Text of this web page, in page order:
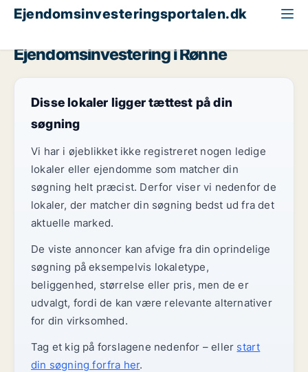
Ejendomsinvesteringsportalen.dk
Ejendomsinvestering i Rønne
Disse lokaler ligger tættest på din
søgning
Vi har i øjeblikket ikke registreret nogen ledige
lokaler eller ejendomme som matcher din
søgning helt præcist. Derfor viser vi nedenfor de
lokaler, der matcher din søgning bedst ud fra det
aktuelle marked.
De viste annoncer kan afvige fra din oprindelige
søgning på eksempelvis lokaletype,
beliggenhed, størrelse eller pris, men de er
udvalgt, fordi de kan være relevante alternativer
for din virksomhed.
Tag et kig på forslagene nedenfor – eller start
din søgning forfra her.